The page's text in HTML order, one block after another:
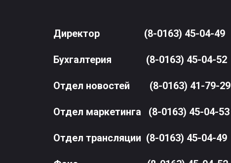
Директор (8-0163) 45-04-49
Бухгалтерия (8-0163) 45-04-52
Отдел новостей (8-0163) 41-79-29
Отдел маркетинга (8-0163) 45-04-53
Отдел трансляции (8-0163) 45-04-49